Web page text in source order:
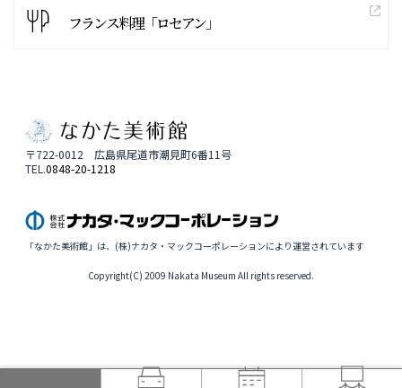
フランス料理「ロセアン」
〒722-0012 広島県尾道市潮見町6番11号
TEL.0848-20-1218
「なかた美術館」は、(株)ナカタ・マックコーポレーションにより運営されています
Copyright(C) 2009 Nakata Museum All rights reserved.